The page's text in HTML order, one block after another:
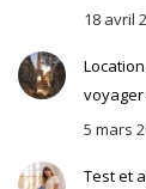
18 avril
5 mars
Test et